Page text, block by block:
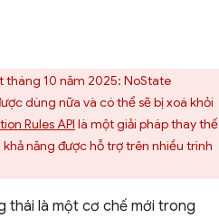
tháng 10 năm 2025: NoState
dùng nữa và có thể sẽ bị xoá khỏi
Rules API là một giải pháp thay thế
năng được hỗ trợ trên nhiều trình
thái là một cơ chế mới trong